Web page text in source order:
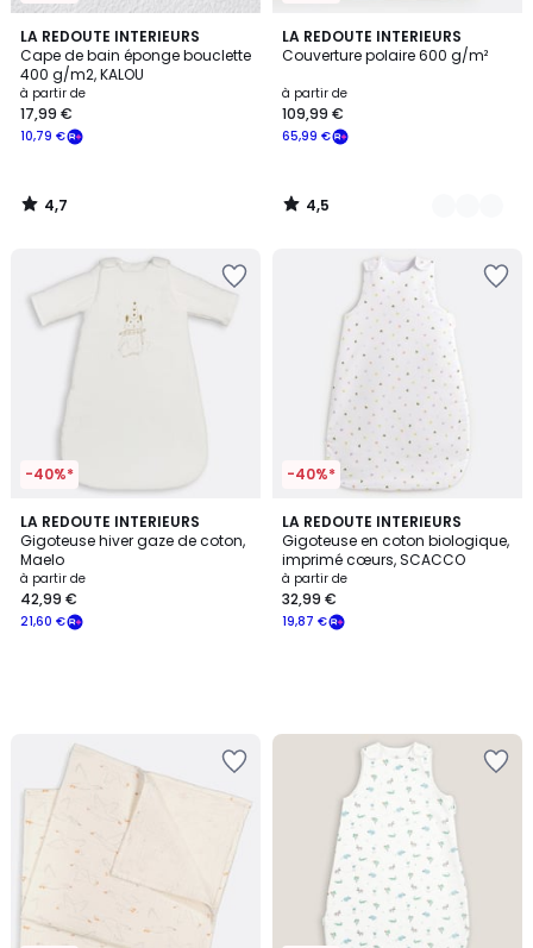
LA REDOUTE INTERIEURS
Cape de bain éponge bouclette
400 g/m2, KALOU
à partir de
10,79 €
17,99 €
4,7
/ 5
4,7
/
LA REDOUTE INTERIEURS
Couverture polaire 600 g/m²
à partir de
65,99 €
109,99 €
4,5
/ 5
3
Couleurs
4,5
/
-40%*
LA REDOUTE INTERIEURS
Gigoteuse hiver gaze de coton,
Maelo
à partir de
21,60 €
42,99 €
-40%*
LA REDOUTE INTERIEURS
Gigoteuse en coton biologique,
imprimé cœurs, SCACCO
à partir de
19,87 €
32,99 €